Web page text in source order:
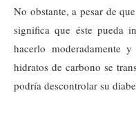
No obstante, a pesar de
significa que éste pueda
hacerlo moderadamente
hidratos de carbono se
podría descontrolar su